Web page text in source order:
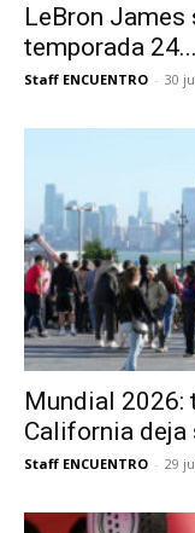
LeBron James
temporada 24...
Staff ENCUENTRO - 30
Mundial 2026:
California deja
Staff ENCUENTRO - 29